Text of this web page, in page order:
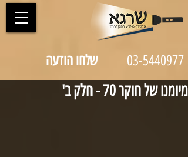
03-5440977 שלחו הודעה
מיומנו של חוקר 70 - חלק ב'